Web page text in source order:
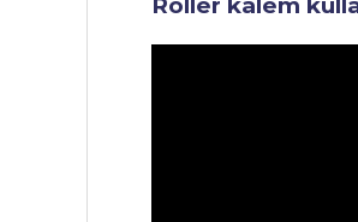
Roller kalem